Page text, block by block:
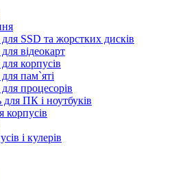
SSD та жорстких дисків
відеокарт
корпусів
пам`яті
процесорів
ПК і ноутбуків
корпусів
і кулерів